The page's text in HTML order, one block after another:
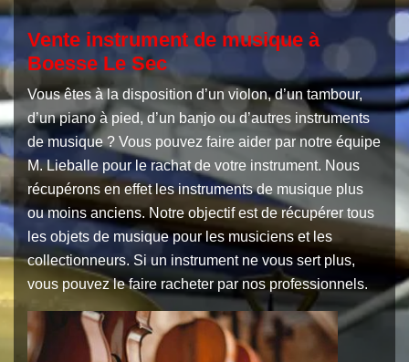
Vente instrument de musique à
Boesse Le Sec
Vous êtes à la disposition d’un violon, d’un tambour,
d’un piano à pied, d’un banjo ou d’autres instruments
de musique ? Vous pouvez faire aider par notre équipe
M. Lieballe pour le rachat de votre instrument. Nous
récupérons en effet les instruments de musique plus
ou moins anciens. Notre objectif est de récupérer tous
les objets de musique pour les musiciens et les
collectionneurs. Si un instrument ne vous sert plus,
vous pouvez le faire racheter par nos professionnels.